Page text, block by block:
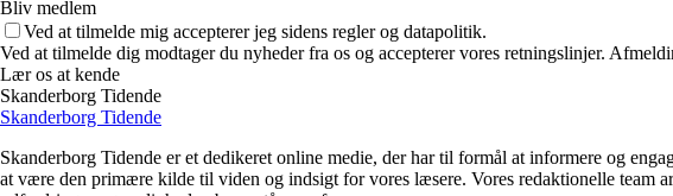
Bliv medlem
Ved at tilmelde mig accepterer jeg sidens regler og datapolitik.
Ved at tilmelde dig modtager du nyheder fra os og accepterer vores retningslinjer.
Lær os at kende
Skanderborg Tidende
Skanderborg Tidende
Skanderborg Tidende er et dedikeret online medie, der har til formål at informere og
at være den primære kilde til viden og indsigt for vores læsere. Vores redaktionelle team